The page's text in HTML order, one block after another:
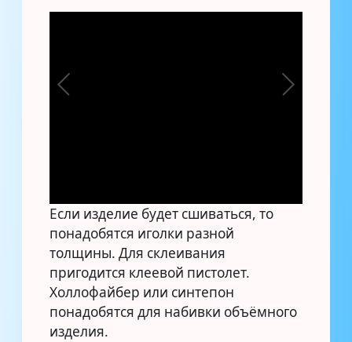
Если изделие будет сшиваться, то
понадобятся иголки разной
толщины. Для склеивания
пригодится клеевой пистолет.
Холлофайбер или синтепон
понадобятся для набивки объёмного
изделия.